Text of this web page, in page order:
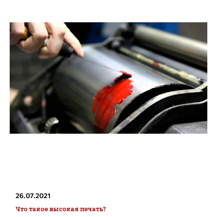
26.07.2021
Что такое высокая печать?